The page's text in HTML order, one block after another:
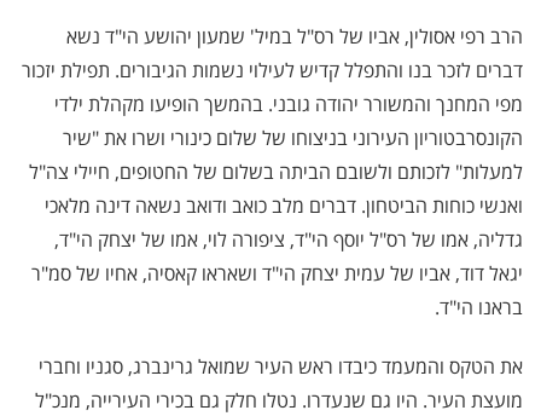
הרב רפי אסולין, אביו של רס"ל במיל' שמעון יהושע הי"ד נשא
דברים לזכר בנו והתפלל קדיש לעילוי נשמות הגיבורים. תפילת יזכור
מפי המחנך והמשורר יהודה גובני. בהמשך הופיעו מקהלת ילדי
הקונסרבטוריון העירוני בניצוחו של שלום כינורי ושרו את "שיר
למעלות" לזכותם ולשובם הביתה בשלום של החטופים, חיילי צה"ל
ואנשי כוחות הביטחון. דברים מלב כואב ודואב נשאה דינה מלאכי
גדליה, אמו של רס"ל יוסף הי"ד, ציפורה לוי, אמו של יצחק הי"ד,
יגאל דוד, אביו של עמית יצחק הי"ד ושאראו קאסיה, אחיו של סמ"ר
בראנו הי"ד.
את הטקס והמעמד כיבדו ראש העיר שמואל גרינברג, סגניו וחברי
מועצת העיר. היו גם שנעדרו. נטלו חלק גם בכירי העירייה, מנכ"ל